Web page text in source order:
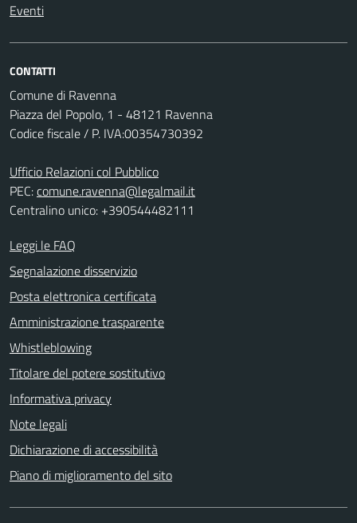
Eventi
CONTATTI
Comune di Ravenna
Piazza del Popolo, 1 - 48121 Ravenna
Codice fiscale / P. IVA:00354730392
Ufficio Relazioni col Pubblico
PEC:comune.ravenna@legalmail.it
Centralino unico: +390544482111
Leggi le FAQ
Segnalazione disservizio
Posta elettronica certificata
Amministrazione trasparente
Whistleblowing
Titolare del potere sostitutivo
Informativa privacy
Note legali
Dichiarazione di accessibilità
Piano di miglioramento del sito